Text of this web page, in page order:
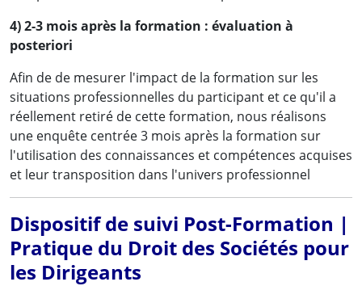
4) 2-3 mois après la formation : évaluation à
posteriori
Afin de de mesurer l'impact de la formation sur les
situations professionnelles du participant et ce qu'il a
réellement retiré de cette formation, nous réalisons
une enquête centrée 3 mois après la formation sur
l'utilisation des connaissances et compétences acquises
et leur transposition dans l'univers professionnel
Dispositif de suivi Post-Formation |
Pratique du Droit des Sociétés pour
les Dirigeants